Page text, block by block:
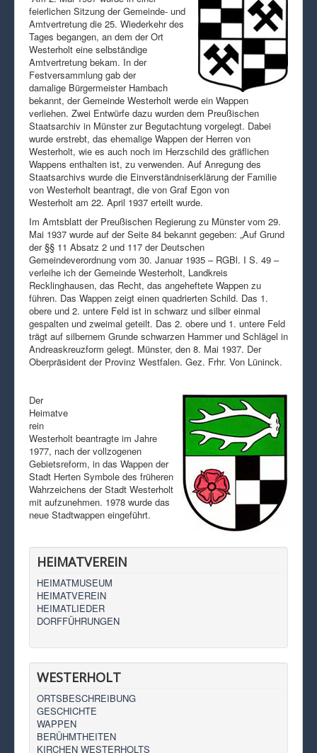
feierlichen Sitzung der Gemeinde- und
Amtvertretung die 25. Wiederkehr des
Tages begangen, an dem der Ort
Westerholt eine selbständige
Amtvertretung bekam. In der
Festversammlung gab der
damalige Bürgermeister Hambach
bekannt, der Gemeinde Westerholt werde ein Wappen
verliehen. Zwei Entwürfe dazu wurden dem Preußischen
Staatsarchiv in Münster zur Begutachtung vorgelegt. Dabei
wurde erstrebt, das ehemalige Wappen der Herren von
Westerholt, wie es auch noch im Herzschild des gräflichen
Wappens enthalten ist, zu verwenden. Auf Anregung des
Staatsarchivs wurde die Einverständniserklärung der Familie
von Westerholt beantragt, die von Graf Egon von
Westerholt am 22. April 1937 erteilt wurde.
Im Amtsblatt der Preußischen Regierung zu Münster vom 29.
Mai 1937 wurde auf der Seite 84 bekannt gegeben: „Auf Grund
der §§ 11 Absatz 2 und 117 der Deutschen
Gemeindeverordnung vom 30. Januar 1935 – RGBl. I S. 49 –
verleihe ich der Gemeinde Westerholt, Landkreis
Recklinghausen, das Recht, das angeheftete Wappen zu
führen. Das Wappen zeigt einen quadrierten Schild. Das 1.
obere und 2. untere Feld ist in schwarz und silber einmal
gespalten und zweimal geteilt. Das 2. obere und 1. untere Feld
trägt auf silbernem Grunde schwarzen Hammer und Schlägel in
Andreaskreuzform gelegt. Münster, den 8. Mai 1937. Der
Oberpräsident der Provinz Westfalen. Gez. Frhr. Von Lüninck.
Der
Heimatve
rein
Westerholt beantragte im Jahre
1977, nach der vollzogenen
Gebietsreform, in das Wappen der
Stadt Herten Symbole des früheren
Wahrzeichens der Stadt Westerholt
mit aufzunehmen. 1978 wurde das
neue Stadtwappen eingeführt.
HEIMATVEREIN
HEIMATMUSEUM
HEIMATVEREIN
HEIMATLIEDER
DORFFÜHRUNGEN
WESTERHOLT
ORTSBESCHREIBUNG
GESCHICHTE
WAPPEN
BERÜHMTHEITEN
KIRCHEN WESTERHOLTS